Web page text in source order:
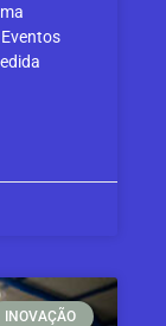
INOVAÇÃO